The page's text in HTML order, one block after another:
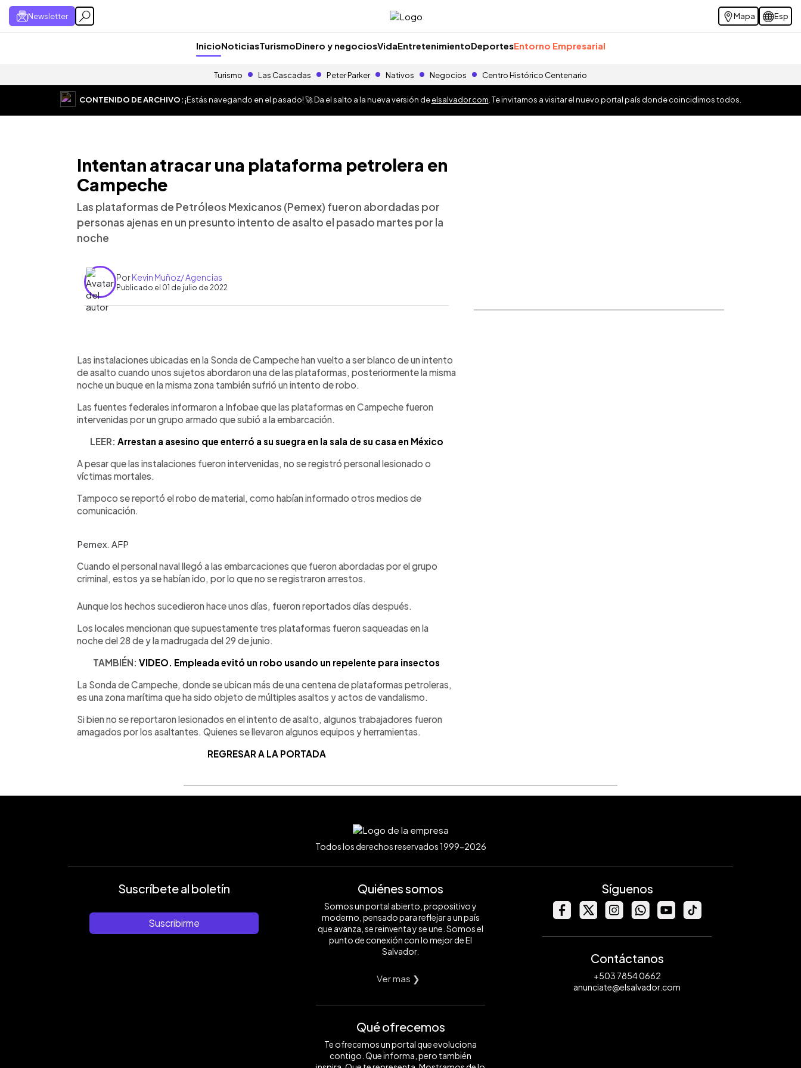
Newsletter Mapa Esp
InicioNoticiasTurismoDinero y negociosVidaEntretenimientoDeportesEntorno Empresarial
Turismo Las Cascadas Peter Parker Nativos Negocios Centro Histórico Centenario
CONTENIDO DE ARCHIVO:¡Estás navegando en el pasado! 🚀 Da el salto a la nueva versión deelsalvador.com . Te invitamos a visitar el nuevo portal país donde coincidimos todos.
Intentan atracar una plataforma petrolera en
Campeche
Las plataformas de Petróleos Mexicanos (Pemex) fueron abordadas por
personas ajenas en un presunto intento de asalto el pasado martes por la
noche
PorKevin Muñoz/ Agencias
Publicado el 01 de julio de 2022
► Escuchar artículo
Las instalaciones ubicadas en la Sonda de Campeche han vuelto a ser blanco de un intento
de asalto cuando unos sujetos abordaron una de las plataformas, posteriormente la misma
noche un buque en la misma zona también sufrió un intento de robo.
Las fuentes federales informaron a Infobae que las plataformas en Campeche fueron
intervenidas por un grupo armado que subió a la embarcación.
LEER: Arrestan a asesino que enterró a su suegra en la sala de su casa en México
A pesar que las instalaciones fueron intervenidas, no se registró personal lesionado o
víctimas mortales.
Tampoco se reportó el robo de material, como habían informado otros medios de
comunicación.
Pemex. AFP
Cuando el personal naval llegó a las embarcaciones que fueron abordadas por el grupo
criminal, estos ya se habían ido, por lo que no se registraron arrestos.
Aunque los hechos sucedieron hace unos días, fueron reportados días después.
Los locales mencionan que supuestamente tres plataformas fueron saqueadas en la
noche del 28 de y la madrugada del 29 de junio.
TAMBIÉN: VIDEO. Empleada evitó un robo usando un repelente para insectos
La Sonda de Campeche, donde se ubican más de una centena de plataformas petroleras,
es una zona marítima que ha sido objeto de múltiples asaltos y actos de vandalismo.
Si bien no se reportaron lesionados en el intento de asalto, algunos trabajadores fueron
amagados por los asaltantes. Quienes se llevaron algunos equipos y herramientas.
REGRESAR A LA PORTADA
Todos los derechos reservados 1999-2026
Suscríbete al boletín
Suscribirme
Quiénes somos
Somos un portal abierto, propositivo y
moderno, pensado para reflejar a un país
que avanza, se reinventa y se une. Somos el
punto de conexión con lo mejor de El
Salvador.
Ver mas ❯
Qué ofrecemos
Te ofrecemos un portal que evoluciona
contigo. Que informa, pero también
Síguenos
Contáctanos
+503 7854 0662
anunciate@elsalvador.com